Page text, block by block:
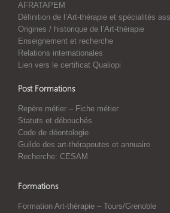
AFRATAPEM
Définition de l’Art-thérapie et spécialités
Origines / historique de l’Art-thérapie
Enseignement et recherche
Relations internationales
Lien vers le certificat Qualiopi
Post Formations
Repère métier – Fiche métier
Statuts et débouchés
Code de déontologie
Guilde des art-thérapeutes et annuaire
Recherche: CESAM
Formations
Formation Art-thérapie – Tours/Grenoble